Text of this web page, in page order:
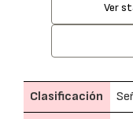
Ver
Clasificación